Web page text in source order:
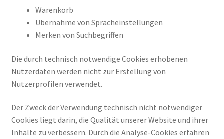
Warenkorb
Übernahme von Spracheinstellungen
Merken von Suchbegriffen
Die durch technisch notwendige Cookies erhobenen
Nutzerdaten werden nicht zur Erstellung von
Nutzerprofilen verwendet.
Der Zweck der Verwendung technisch nicht notwendiger
Cookies liegt darin, die Qualität unserer Website und ihrer
Inhalte zu verbessern. Durch die Analyse-Cookies erfahren